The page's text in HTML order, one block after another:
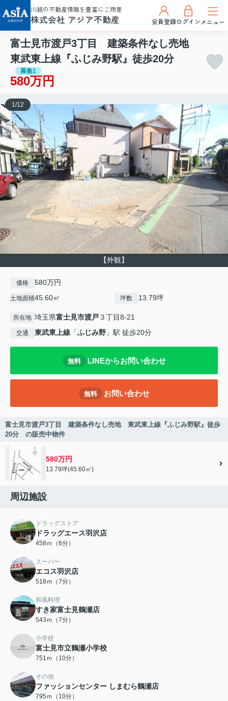
川越の不動産情報を豊富にご用意
株式会社 アジア不動産 会員登録ログインメニュー
富士見市渡戸3丁目 建築条件なし売地
東武東上線『ふじみ野駅』徒歩20分
募集1
580万円
【外観】
1 /12
価格 580万円
土地面積45.60㎡ 坪数 13.79坪
所在地 埼玉県富士見市渡戸３丁目8-21
交通 東武東上線 「ふじみ野 」駅 徒歩20分
無料 LINEからお問い合わせ
無料 お問い合わせ
富士見市渡戸3丁目 建築条件なし売地 東武東上線『ふじみ野駅』徒歩
20分 の販売中物件
580万円
13.79坪(45.60㎡)
周辺施設
ドラッグストア
ドラッグエース羽沢店
458ｍ（6分）
スーパー
エコス羽沢店
518ｍ（7分）
和風料理
すき家富士見鶴瀬店
543ｍ（7分）
小学校
富士見市立鶴瀬小学校
751ｍ（10分）
その他
ファッションセンター しまむら鶴瀬店
795ｍ（10分）